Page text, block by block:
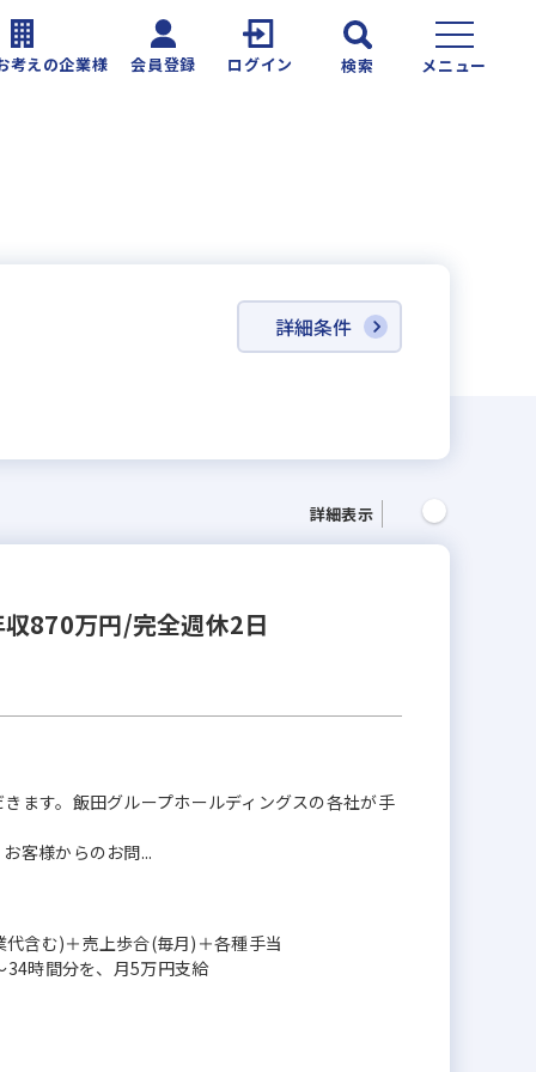
考えの企業様 会員登録 ログイン 検索 メニュー
詳細条件
詳細表示
870万円/完全週休2日
ます。飯田グループホールディングスの各社が手
客様からのお問...
含む)＋売上歩合(毎月)＋各種手当
時間分を、月5万円支給